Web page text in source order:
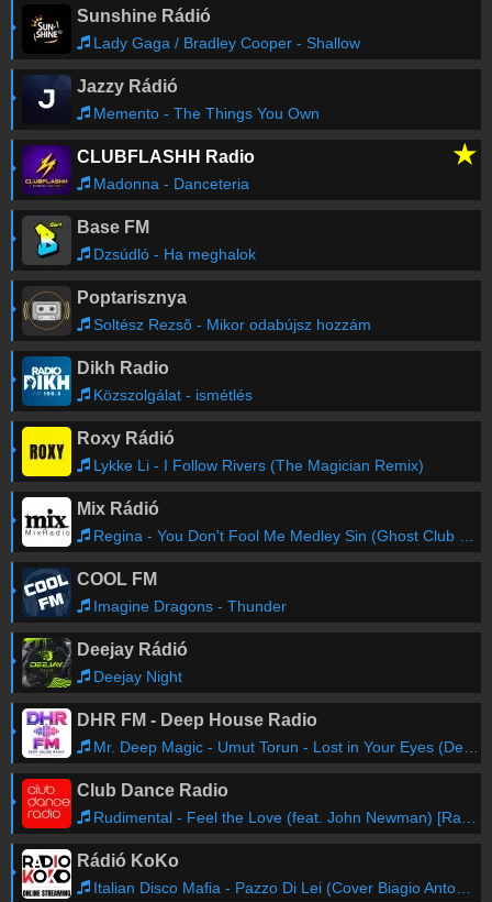
Sunshine Rádió
Lady Gaga / Bradley Cooper - Shallow
Jazzy Rádió
Memento - The Things You Own
CLUBFLASHH Radio ★
Madonna - Danceteria
Base FM
Dzsúdló - Ha meghalok
Poptarisznya
Soltész Rezsõ - Mikor odabújsz hozzám
Dikh Radio
Közszolgálat - ismétlés
Roxy Rádió
Lykke Li - I Follow Rivers (The Magician Remix)
Mix Rádió
Regina - You Don't Fool Me Medley Sin (Ghost Club Mix)
COOL FM
Imagine Dragons - Thunder
Deejay Rádió
Deejay Night
DHR FM - Deep House Radio
Mr. Deep Magic - Umut Torun - Lost in Your Eyes (Deepsan Remix)
Club Dance Radio
Rudimental - Feel the Love (feat. John Newman) [Radio Edit]
Rádió KoKo
Italian Disco Mafia - Pazzo Di Lei (Cover Biagio Antonacci ) - 2023